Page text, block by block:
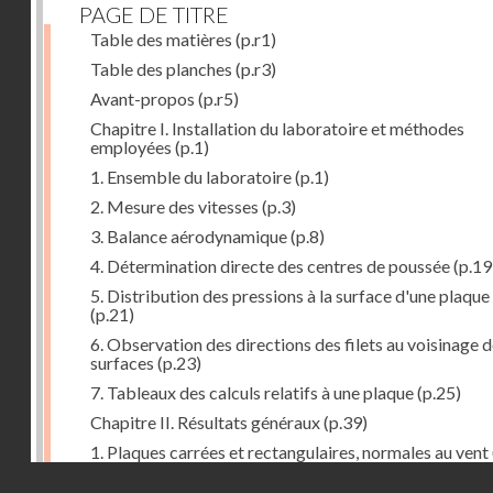
PAGE DE TITRE
Table des matières (p.r1)
Table des planches (p.r3)
Avant-propos (p.r5)
Chapitre I. Installation du laboratoire et méthodes
employées (p.1)
1. Ensemble du laboratoire(p.1)
2. Mesure des vitesses (p.3)
3. Balance aérodynamique(p.8)
4. Détermination directe des centres de poussée
5. Distribution des pressions à la surface d'une plaque
(p.21)
6. Observation des directions des filets au voisinage
surfaces (p.23)
7. Tableaux des calculs relatifs à une plaque(p.25)
Chapitre II. Résultats généraux(p.39)
1. Plaques carrées et rectangulaires, normales au vent